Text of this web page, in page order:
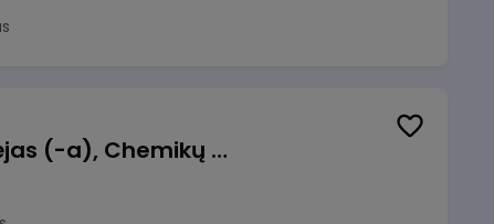
Kasininkas (-ė) - pardavėjas (-a), Chemikų g. 1, Jonava